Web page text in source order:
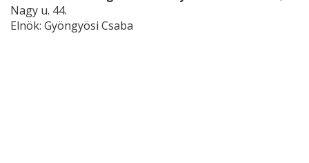
Nagy u. 44.
Elnök: Gyöngyösi Csaba